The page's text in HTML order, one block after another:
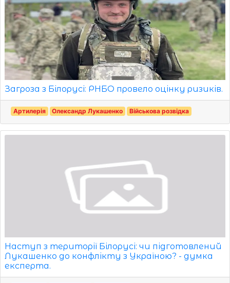
Загроза з Білорусі: РНБО провело оцінку ризиків.
Артилерія Олександр Лукашенко Військова розвідка
Наступ з території Білорусі: чи підготовлений
Лукашенко до конфлікту з Україною? - думка
експерта.